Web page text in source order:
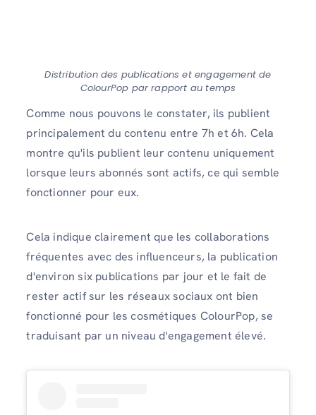
Distribution des publications et engagement de
ColourPop par rapport au temps
Comme nous pouvons le constater, ils publient
principalement du contenu entre 7h et 6h. Cela
montre qu'ils publient leur contenu uniquement
lorsque leurs abonnés sont actifs, ce qui semble
fonctionner pour eux.
Cela indique clairement que les collaborations
fréquentes avec des influenceurs, la publication
d'environ six publications par jour et le fait de
rester actif sur les réseaux sociaux ont bien
fonctionné pour les cosmétiques ColourPop, se
traduisant par un niveau d'engagement élevé.